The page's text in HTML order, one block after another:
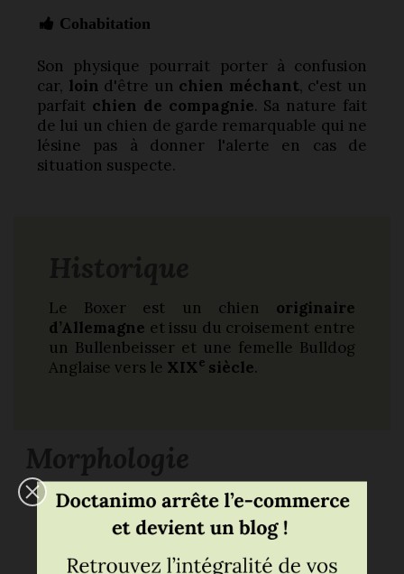
Cohabitation
Son physique pourrait porter à confusion
car, loin d'être un chien méchant, c'est un
parfait chien de compagnie. Sa nature fait
de lui un chien de garde remarquable qui ne
lésine pas à donner l'alerte en cas de
situation suspecte.
Le Boxer est un chien originaire
d’Allemagne et issu du croisement entre
un Bullenbeisser et une femelle Bulldog
Anglaise vers le XIXe siècle.